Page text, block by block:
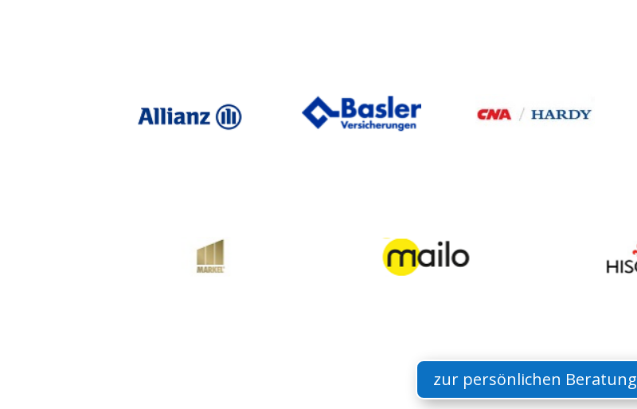
zur persönlichen Beratung